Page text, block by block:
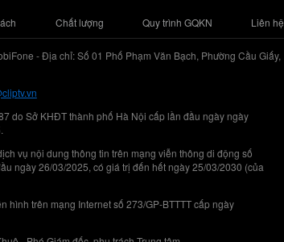
Chất lượng Quy trình GQKN Liên hệ
- Địa chỉ: Số 01 Phố Phạm Văn Bạch, Phường Cầu Giấy,
do Sở KHĐT thành phố Hà Nội cấp lần đầu ngày ngày
vụ nội dung thông tin trên mạng viễn thông di động số
ngày 26/03/2025, có giá trị đến hết ngày 25/03/2030 (của
hình trên mạng Internet số 273/GP-BTTTT cấp ngày